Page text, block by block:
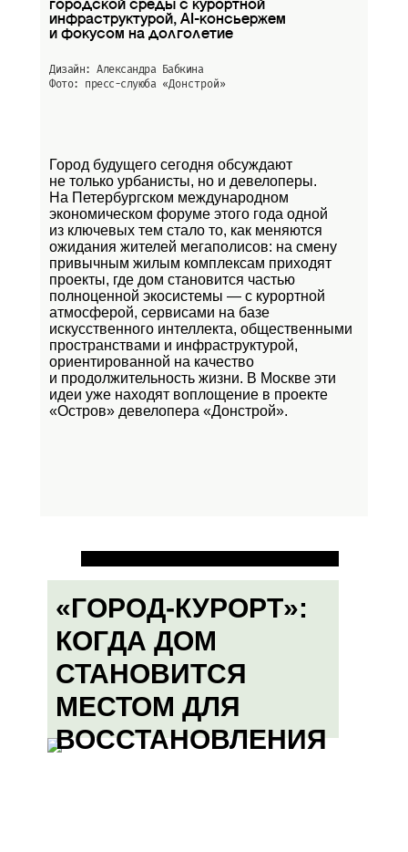
городской среды с курортной
инфраструктурой, AI-консьержем
и фокусом на долголетие
Дизайн: Александра Бабкина
Фото: пресс-слуюба «Донстрой»
Город будущего сегодня обсуждают
не только урбанисты, но и девелоперы.
На Петербургском международном
экономическом форуме этого года одной
из ключевых тем стало то, как меняются
ожидания жителей мегаполисов: на смену
привычным жилым комплексам приходят
проекты, где дом становится частью
полноценной экосистемы — с курортной
атмосферой, сервисами на базе
искусственного интеллекта, общественными
пространствами и инфраструктурой,
ориентированной на качество
и продолжительность жизни. В Москве эти
идеи уже находят воплощение в проекте
«Остров» девелопера «Донстрой».
«ГОРОД-КУРОРТ»:
КОГДА ДОМ
СТАНОВИТСЯ
МЕСТОМ ДЛЯ
ВОССТАНОВЛЕНИЯ